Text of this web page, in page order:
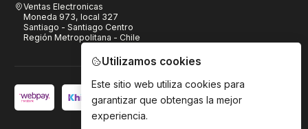
Ventas Electronicas
Moneda 973, local 327
Santiago - Santiago Centro
Región Metropolitana - Chile
Utilizamos cookies
Este sitio web utiliza cookies para
garantizar que obtengas la mejor
experiencia.